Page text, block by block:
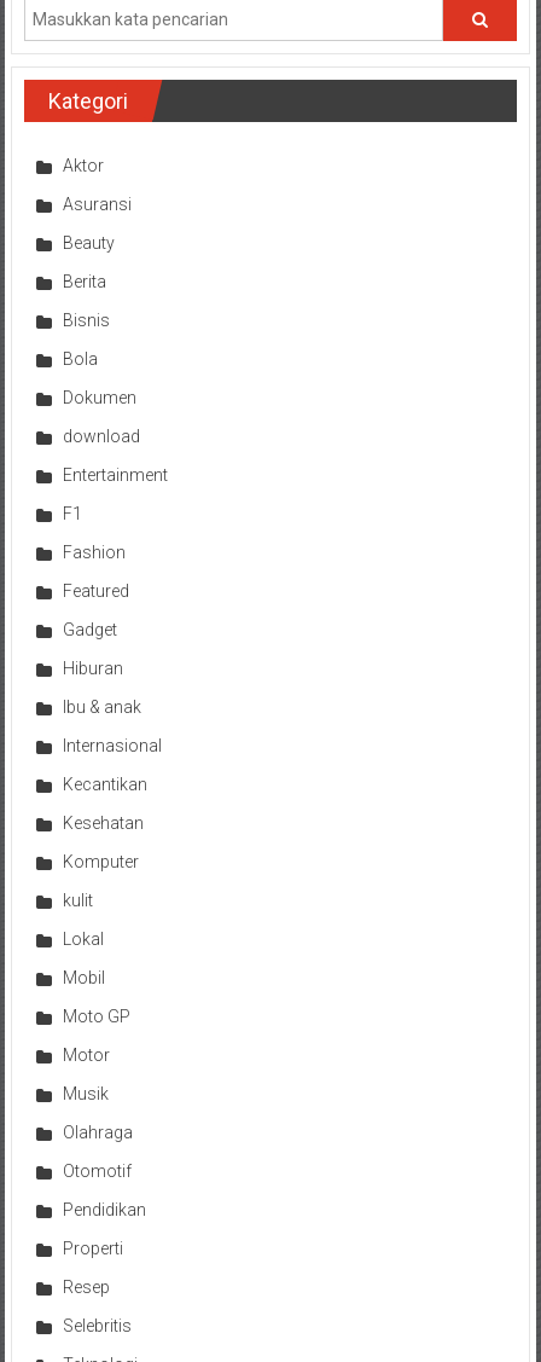
Kategori
Aktor
Asuransi
Beauty
Berita
Bisnis
Bola
Dokumen
download
Entertainment
F1
Fashion
Featured
Gadget
Hiburan
Ibu & anak
Internasional
Kecantikan
Kesehatan
Komputer
kulit
Lokal
Mobil
Moto GP
Motor
Musik
Olahraga
Otomotif
Pendidikan
Properti
Resep
Selebritis